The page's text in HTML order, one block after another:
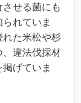
せる菌にも
れていま
れた米松や杉
、違法伐採材
げていま